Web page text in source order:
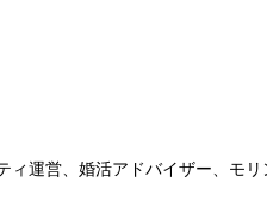
運営、婚活アドバイザー、モ